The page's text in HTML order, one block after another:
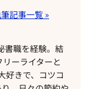
書職を経験。結
ーライターと
好きで、コツコ